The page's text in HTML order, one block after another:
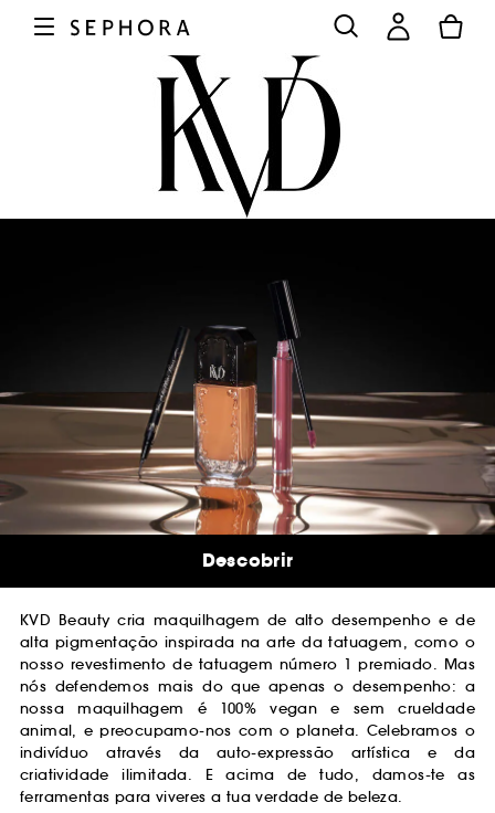
KVD Beauty cria maquilhagem de alto desempenho e de
alta pigmentação inspirada na arte da tatuagem, como o
nosso revestimento de tatuagem número 1 premiado. Mas
nós defendemos mais do que apenas o desempenho: a
nossa maquilhagem é 100% vegan e sem crueldade
animal, e preocupamo-nos com o planeta. Celebramos o
indivíduo através da auto-expressão artística e da
criatividade ilimitada. E acima de tudo, damos-te as
ferramentas para viveres a tua verdade de beleza.
Descobrir